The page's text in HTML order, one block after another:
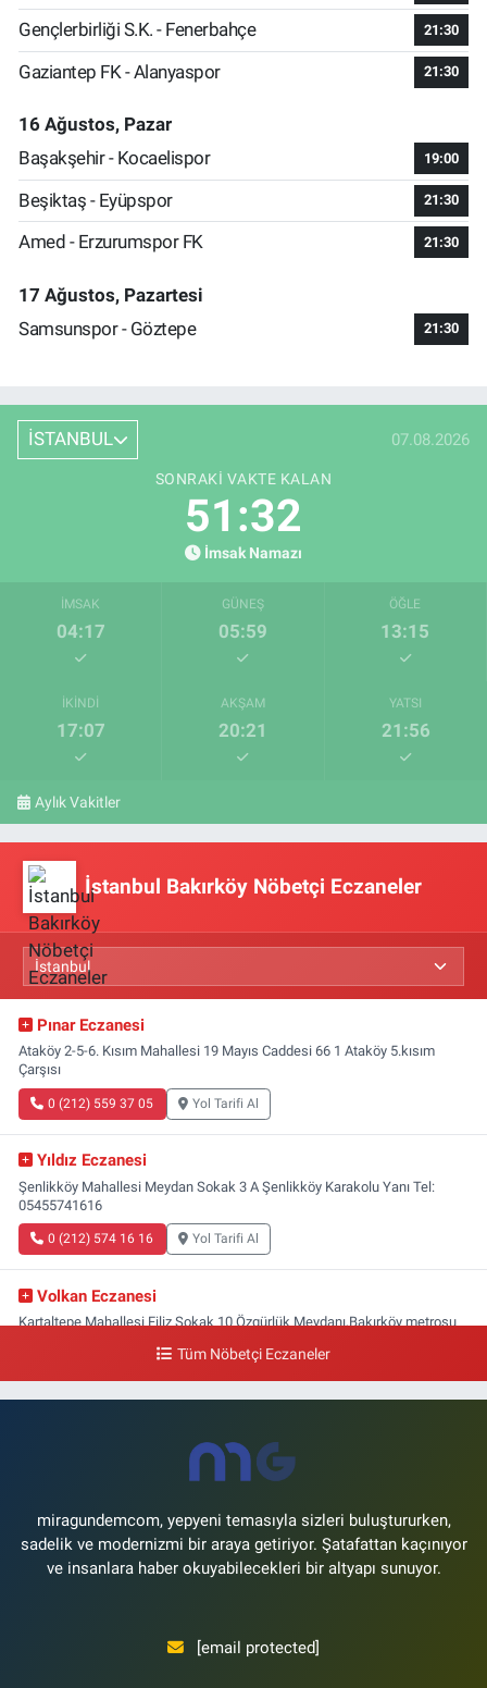
Gençlerbirliği S.K. - Fenerbahçe 21:30
Gaziantep FK - Alanyaspor 21:30
16 Ağustos, Pazar
Başakşehir - Kocaelispor
19:00
Beşiktaş - Eyüpspor 21:30
Amed - Erzurumspor FK 21:30
17 Ağustos, Pazartesi
Samsunspor - Göztepe
21:30
İSTANBUL 07.08.2026
SONRAKI VAKTE KALAN
51:32
İmsak Namazı
İMSAK
04:17
GÜNEŞ
05:59
ÖĞLE
13:15
İKINDI
17:07
AKŞAM
20:21
YATSI
21:56
Aylık Vakitler
İstanbul Bakırköy Nöbetçi Eczaneler
Pınar Eczanesi
Ataköy 2-5-6. Kısım Mahallesi 19 Mayıs Caddesi 66 1 Ataköy 5.kısım
Çarşısı
0 (212) 559 37 05 Yol Tarifi Al
Yıldız Eczanesi
Şenlikköy Mahallesi Meydan Sokak 3 A Şenlikköy Karakolu Yanı Tel:
05455741616
0 (212) 574 16 16 Yol Tarifi Al
Volkan Eczanesi
Kartaltepe Mahallesi Filiz Sokak 10 Özgürlük Meydanı,Bakırköy metrosu
Yeşilköy Mahallesi Doğruyol Sokak 7 A Dürümcü Baba'nın Bir Alt
0 (212) 663 11 97
Tüm Nöbetçi Eczaneler
miragundemcom, yepyeni temasıyla sizleri buluştururken,
sadelik ve modernizmi bir araya getiriyor. Şatafattan kaçınıyor
ve insanlara haber okuyabilecekleri bir altyapı sunuyor.
[email protected]